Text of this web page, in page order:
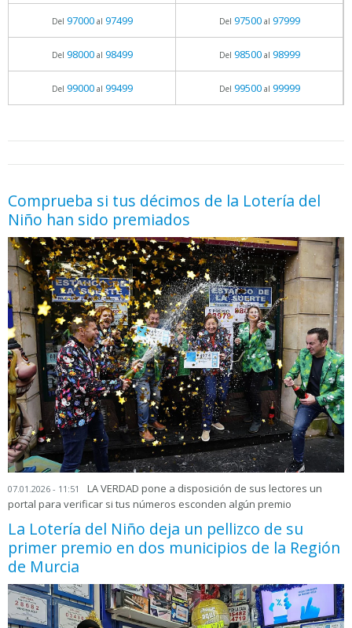
Del 97000al 97499 Del 97500al 97999
Del 98000al 98499 Del 98500al 98999
Del 99000al 99499 Del 99500al 99999
Comprueba si tus décimos de la Lotería del
Niño han sido premiados
07.01.2026 - 11:51
LA VERDAD pone a disposición de sus lectores un
portal para verificar si tus números esconden algún premio
La Lotería del Niño deja un pellizco de su
primer premio en dos municipios de la Región
de Murcia